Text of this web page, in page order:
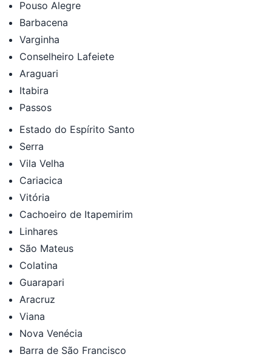
Pouso Alegre
Barbacena
Varginha
Conselheiro Lafeiete
Araguari
Itabira
Passos
Estado do Espírito Santo
Serra
Vila Velha
Cariacica
Vitória
Cachoeiro de Itapemirim
Linhares
São Mateus
Colatina
Guarapari
Aracruz
Viana
Nova Venécia
Barra de São Francisco